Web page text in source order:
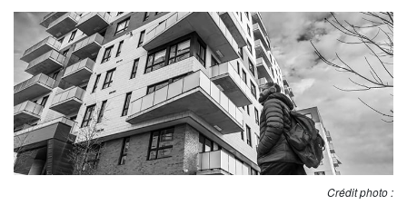
Crédit photo :